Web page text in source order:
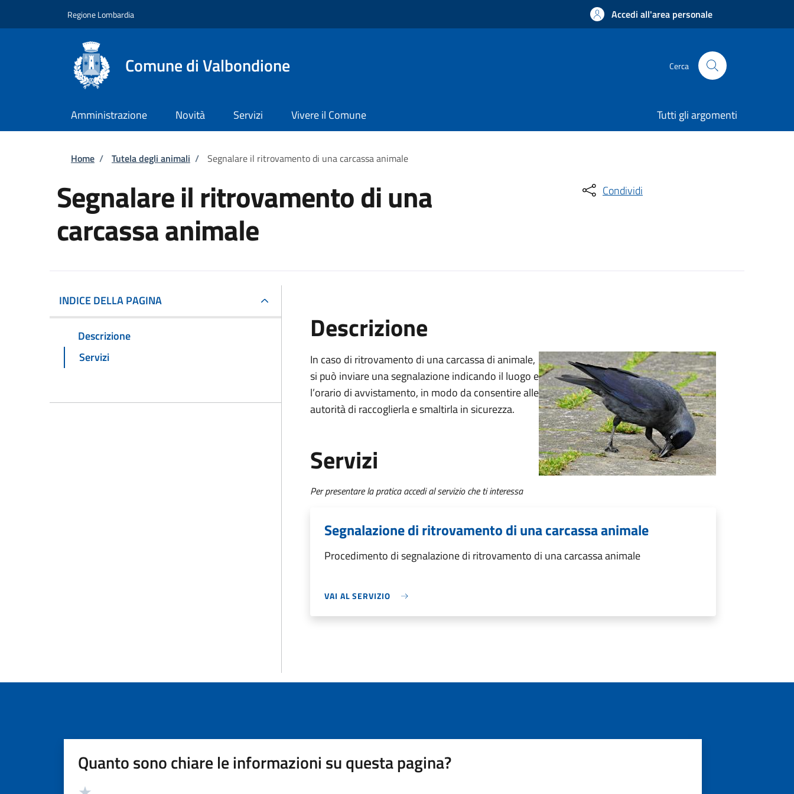
Regione Lombardia Accedi all'area personale
Comune di Valbondione Cerca
Amministrazione Novità Servizi Vivere il Comune Tutti gli argomenti
Briciole di pane
Home / Tutela degli animali / Segnalare il ritrovamento di una carcassa animale
Segnalare il ritrovamento di una
carcassa animale
Condividi
INDICE DELLA PAGINA
Descrizione
Servizi
Descrizione
In caso di ritrovamento di una carcassa di animale,
si può inviare una segnalazione indicando il luogo e
l’orario di avvistamento, in modo da consentire alle
autorità di raccoglierla e smaltirla in sicurezza.
Servizi
Per presentare la pratica accedi al servizio che ti interessa
Segnalazione di ritrovamento di una carcassa animale
Procedimento di segnalazione di ritrovamento di una carcassa animale
VAI AL SERVIZIO
Quanto sono chiare le informazioni su questa pagina?
Valutazione